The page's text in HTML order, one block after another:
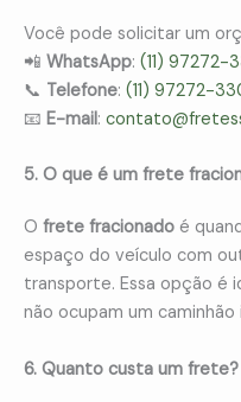
Você pode solicitar um
📲 WhatsApp: (11) 97272-
📞 Telefone: (11) 97272-
📧 E-mail:
5. O que é um frete
O frete fracionado é
espaço do veículo com
transporte. Essa opção é
não ocupam um caminhão
6. Quanto custa um frete?